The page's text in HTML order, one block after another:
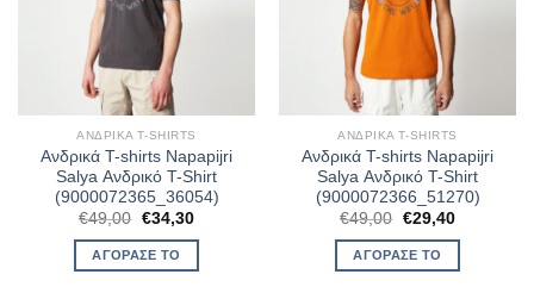
ΑΝΔΡΙΚΆ T-SHIRTS
Ανδρικά T-shirts Napapijri
Salya Ανδρικό T-Shirt
(9000072365_36054)
€49,00 Original
was:
€49,00.
€34,30Η
ΑΓΌΡΑΣΈ ΤΟ
ΑΝΔΡΙΚΆ T-SHIRTS
Ανδρικά T-shirts Napapijri
Salya Ανδρικό T-Shirt
(9000072366_51270)
€49,00 Original
was:
€49,00.
€29,40Η
ΑΓΌΡΑΣΈ ΤΟ